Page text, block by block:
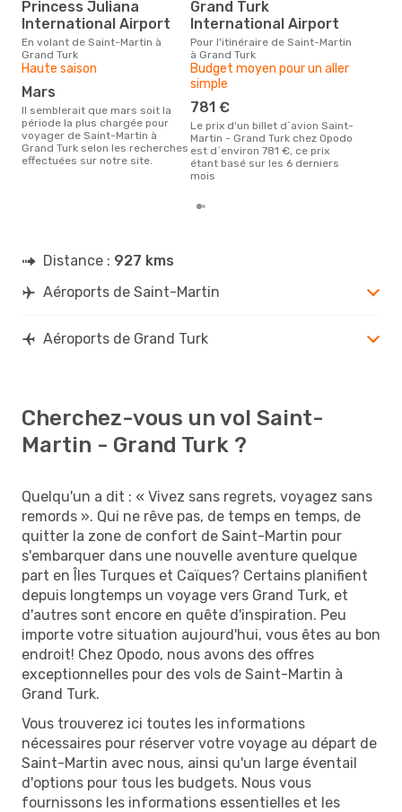
Princess Juliana
International Airport
En volant de Saint-Martin à
Grand Turk
Grand Turk
International Airport
Pour l'itinéraire de Saint-Martin
à Grand Turk
Haute saison
mars
Il semblerait que mars soit la
période la plus chargée pour
voyager de Saint-Martin à
Grand Turk selon les recherches
effectuées sur notre site.
Budget moyen pour un aller
simple
781 €
Le prix d'un billet d´avion Saint-
Martin - Grand Turk chez Opodo
est d´environ 781 €, ce prix
étant basé sur les 6 derniers
mois
Distance : 927 kms
Aéroports de Saint-Martin
Aéroports de Grand Turk
Cherchez-vous un vol Saint-
Martin - Grand Turk ?
Quelqu'un a dit : « Vivez sans regrets, voyagez sans
remords ». Qui ne rêve pas, de temps en temps, de
quitter la zone de confort de Saint-Martin pour
s'embarquer dans une nouvelle aventure quelque
part en Îles Turques et Caïques? Certains planifient
depuis longtemps un voyage vers Grand Turk, et
d'autres sont encore en quête d'inspiration. Peu
importe votre situation aujourd'hui, vous êtes au bon
endroit! Chez Opodo, nous avons des offres
exceptionnelles pour des vols de Saint-Martin à
Grand Turk.
Vous trouverez ici toutes les informations
nécessaires pour réserver votre voyage au départ de
Saint-Martin avec nous, ainsi qu'un large éventail
d'options pour tous les budgets. Nous vous
fournissons les informations essentielles et les